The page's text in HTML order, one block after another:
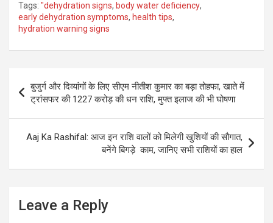
Tags: "dehydration signs, body water deficiency,
early dehydration symptoms, health tips,
hydration warning signs
navigation
बुजुर्ग और दिव्यांगों के लिए सीएम नीतीश कुमार का बड़ा तोहफा, खाते में
ट्रांसफर की 1227 करोड़ की धन राशि, मुफ्त इलाज की भी घोषणा
Aaj Ka Rashifal: आज इन राशि वालों को मिलेगी खुशियों की सौगात,
बनेंगे बिगड़े काम, जानिए सभी राशियों का हाल
Leave a Reply